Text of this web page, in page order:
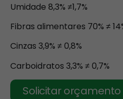
Umidade 8,3% ≠1,7%
Fibras alimentares 70% ≠
Cinzas 3,9% ≠ 0,8%
Carboidratos 3,3% ≠ 0,7%
Solicitar orçamento